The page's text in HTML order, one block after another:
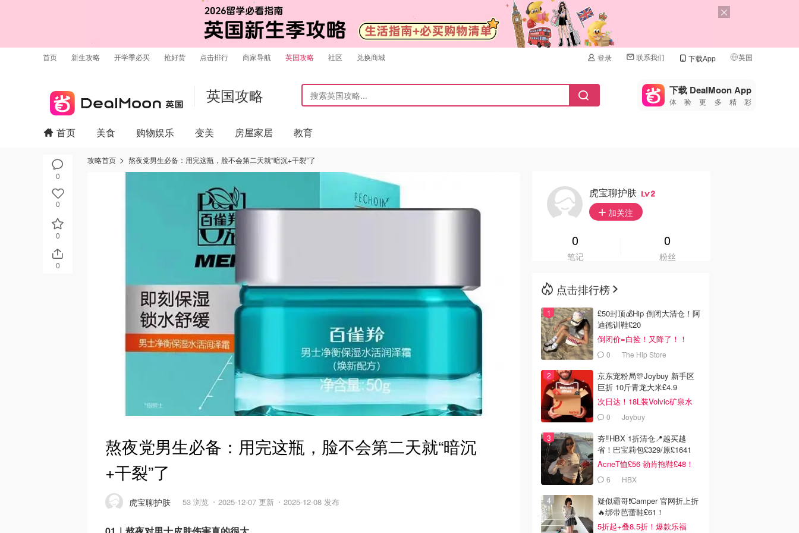
首页 新生攻略 开学季必买 抢好货 点击排行 商家导航 英国攻略 社区 兑换商城 登录 联系我们 下载App 英国
🇺🇸
🇨🇳 中国
🇦🇺
英国攻略 下载 DealMoon App
体验更多精彩
0
0
0
0
首页 美食 购物娱乐 变美 房屋家居 教育
攻略首页 熬夜党男生必备：用完这瓶，脸不会第二天就“暗沉+干裂”了
熬夜党男生必备：用完这瓶，脸不会第二天就“暗沉
+干裂”了
虎宝聊护肤 53 浏览 2025-12-07 更新 2025-12-08 发布
虎宝聊护肤 2
加关注
0
笔记
0
粉丝
点击排行榜
£50封顶💰Hip 倒闭大清仓！阿
迪德训鞋£20
倒闭价=白捡！又降了！！
0 The Hip Store
京东宠粉局🎊Joybuy 新手区
巨折 10斤青龙大米£4.9
次日达！18L装Volvic矿泉水
£110 Joybuy
夯‼️HBX 1折清仓📍越买越
省！巴宝莉包£329/原£1641
AcneT恤£56 勃肯拖鞋£48！
6 HBX
疑似霸哥❗️Camper 官网折上折
🔥绑带芭蕾鞋£61！
5折起+叠8.5折！爆款乐福